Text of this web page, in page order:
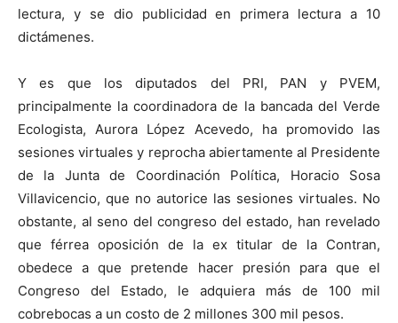
lectura, y se dio publicidad en primera lectura a 10
dictámenes.
Y es que los diputados del PRI, PAN y PVEM,
principalmente la coordinadora de la bancada del Verde
Ecologista, Aurora López Acevedo, ha promovido las
sesiones virtuales y reprocha abiertamente al Presidente
de la Junta de Coordinación Política, Horacio Sosa
Villavicencio, que no autorice las sesiones virtuales. No
obstante, al seno del congreso del estado, han revelado
que férrea oposición de la ex titular de la Contran,
obedece a que pretende hacer presión para que el
Congreso del Estado, le adquiera más de 100 mil
cobrebocas a un costo de 2 millones 300 mil pesos.